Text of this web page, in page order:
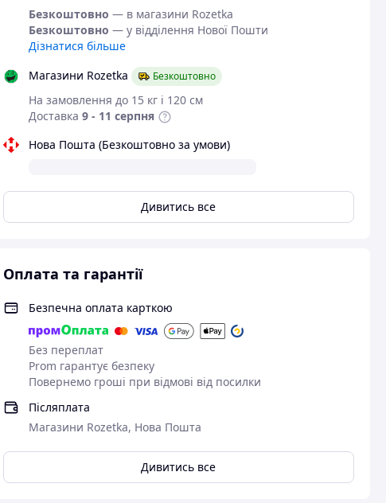
Безкоштовно — в магазини Rozetka
Безкоштовно — у відділення Нової Пошти
Дізнатися більше
Магазини Rozetka
Безкоштовно
На замовлення до 15 кг і 120 см
Доставка 9 - 11 серпня
Нова Пошта (Безкоштовно за умови)
Дивитись все
Оплата та гарантії
Безпечна оплата карткою
Без переплат
Prom гарантує безпеку
Повернемо гроші при відмові від посилки
Післяплата
Магазини Rozetka, Нова Пошта
Дивитись все